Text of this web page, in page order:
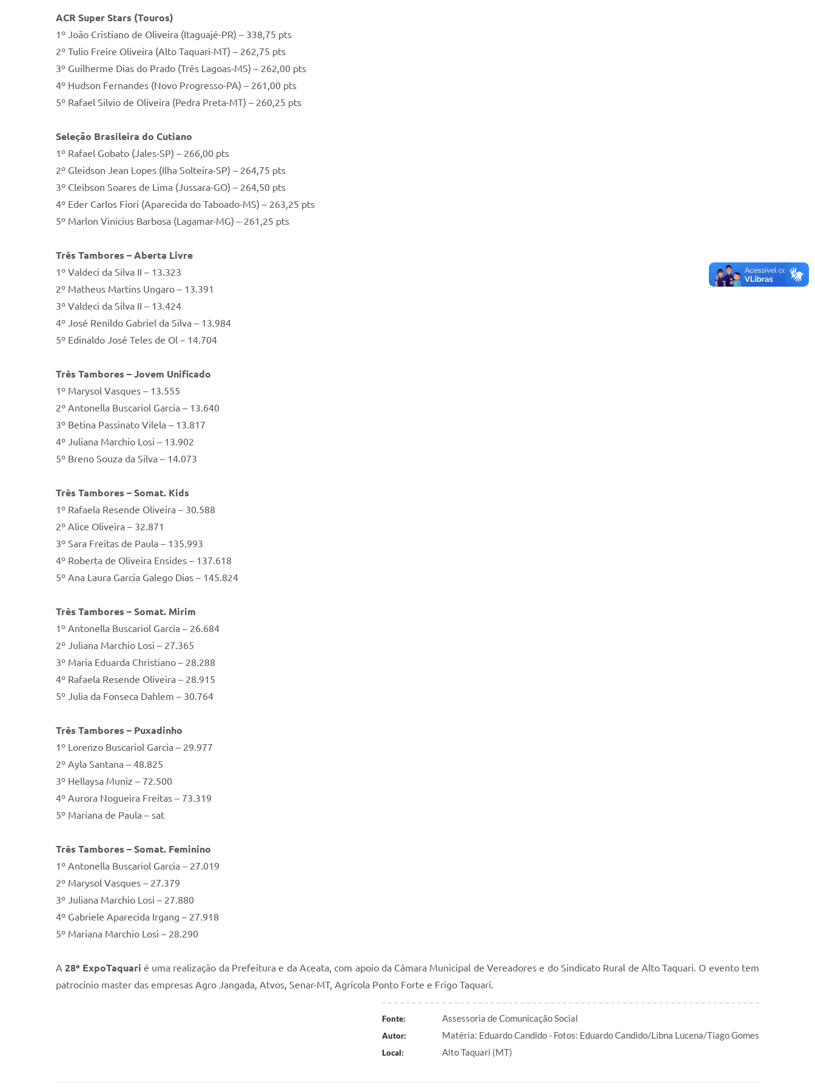
ACR Super Stars (Touros)
1º João Cristiano de Oliveira (Itaguajé-PR) – 338,75 pts
2º Tulio Freire Oliveira (Alto Taquari-MT) – 262,75 pts
3º Guilherme Dias do Prado (Três Lagoas-MS) – 262,00 pts
4º Hudson Fernandes (Novo Progresso-PA) – 261,00 pts
5º Rafael Silvio de Oliveira (Pedra Preta-MT) – 260,25 pts
Seleção Brasileira do Cutiano
1º Rafael Gobato (Jales-SP) – 266,00 pts
2º Gleidson Jean Lopes (Ilha Solteira-SP) – 264,75 pts
3º Cleibson Soares de Lima (Jussara-GO) – 264,50 pts
4º Eder Carlos Fiori (Aparecida do Taboado-MS) – 263,25 pts
5º Marlon Vinicius Barbosa (Lagamar-MG) – 261,25 pts
Três Tambores – Aberta Livre
1º Valdeci da Silva II – 13.323
2º Matheus Martins Ungaro – 13.391
3º Valdeci da Silva II – 13.424
4º José Renildo Gabriel da Silva – 13.984
5º Edinaldo José Teles de Ol – 14.704
Três Tambores – Jovem Unificado
1º Marysol Vasques – 13.555
2º Antonella Buscariol Garcia – 13.640
3º Betina Passinato Vilela – 13.817
4º Juliana Marchio Losi – 13.902
5º Breno Souza da Silva – 14.073
Três Tambores – Somat. Kids
1º Rafaela Resende Oliveira – 30.588
2º Alice Oliveira – 32.871
3º Sara Freitas de Paula – 135.993
4º Roberta de Oliveira Ensides – 137.618
5º Ana Laura Garcia Galego Dias – 145.824
Três Tambores – Somat. Mirim
1º Antonella Buscariol Garcia – 26.684
2º Juliana Marchio Losi – 27.365
3º Maria Eduarda Christiano – 28.288
4º Rafaela Resende Oliveira – 28.915
5º Julia da Fonseca Dahlem – 30.764
Três Tambores – Puxadinho
1º Lorenzo Buscariol Garcia – 29.977
2º Ayla Santana – 48.825
3º Hellaysa Muniz – 72.500
4º Aurora Nogueira Freitas – 73.319
5º Mariana de Paula – sat
Três Tambores – Somat. Feminino
1º Antonella Buscariol Garcia – 27.019
2º Marysol Vasques – 27.379
3º Juliana Marchio Losi – 27.880
4º Gabriele Aparecida Irgang – 27.918
5º Mariana Marchio Losi – 28.290
A28ª ExpoTaquari é uma realização da Prefeitura e da Aceata, com apoio da Câmara Municipal de Vereadores e do Sindicato Rural de Alto Taquari. O evento tem
patrocínio master das empresas Agro Jangada, Atvos, Senar-MT, Agrícola Ponto Forte e Frigo Taquari.
Fonte: Assessoria de Comunicação Social
Autor: Matéria: Eduardo Candido - Fotos: Eduardo Candido/Libna Lucena/Tiago Gomes
Local: Alto Taquari (MT)